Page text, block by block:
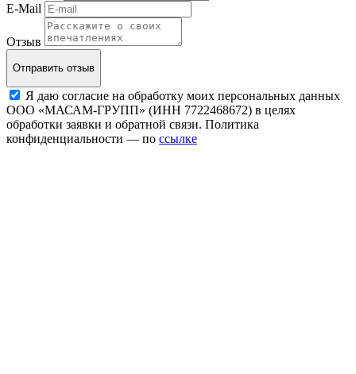
E-Mail
Отзыв
Отправить отзыв
Я даю согласие на обработку моих персональных данных
ООО «МАСАМ-ГРУПП» (ИНН 7722468672) в целях
обработки заявки и обратной связи. Политика
конфиденциальности — по ссылке